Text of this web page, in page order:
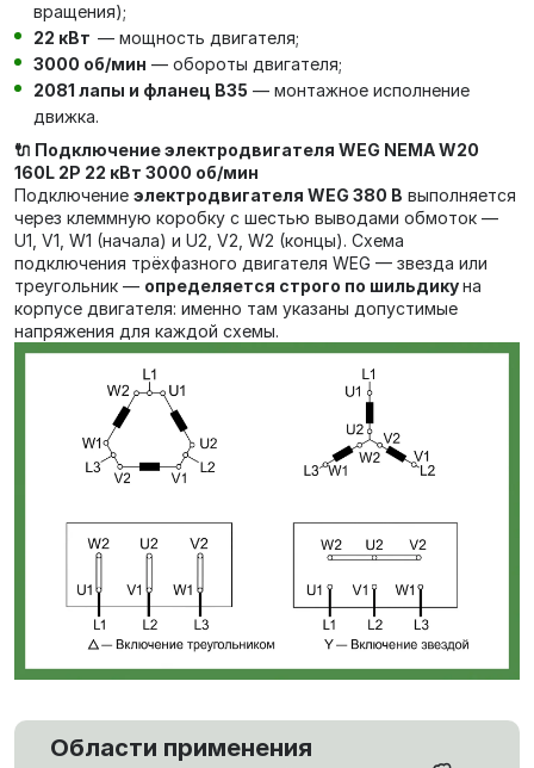
вращения);
22 кВт — мощность двигателя;
3000 об/мин — обороты двигателя;
2081 лапы и фланец В35 — монтажное исполнение
движка.
🔌 Подключение электродвигателя WEG NEMA W20
160L 2P 22 кВт 3000 об/мин
Подключение электродвигателя WEG 380 В выполняется
через клеммную коробку с шестью выводами обмоток —
U1, V1, W1 (начала) и U2, V2, W2 (концы). Схема
подключения трёхфазного двигателя WEG — звезда или
треугольник — определяется строго по шильдикуна
корпусе двигателя: именно там указаны допустимые
напряжения для каждой схемы.
Области применения